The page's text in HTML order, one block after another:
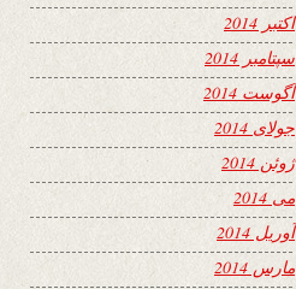
اکتبر 2014
سپتامبر 2014
آگوست 2014
جولای 2014
ژوئن 2014
می 2014
آوریل 2014
مارس 2014